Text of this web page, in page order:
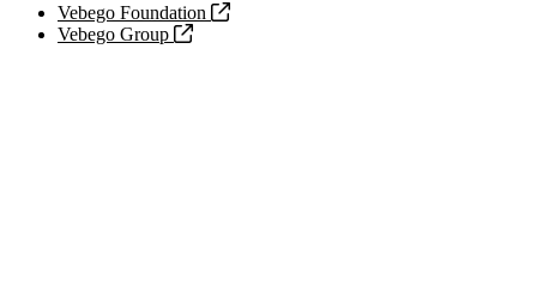
Vebego Foundation
Vebego Group